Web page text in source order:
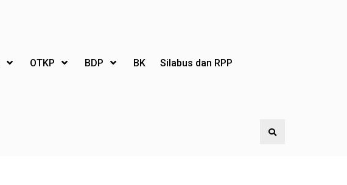
OTKP BDP BK Silabus dan RPP
Search